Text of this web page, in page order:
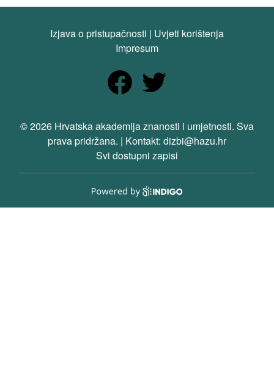
Izjava o pristupačnosti | Uvjeti korištenja
Impresum
© 2026 Hrvatska akademija znanosti i umjetnosti. Sva
prava pridržana. | Kontakt: dizbi@hazu.hr
Svi dostupni zapisi